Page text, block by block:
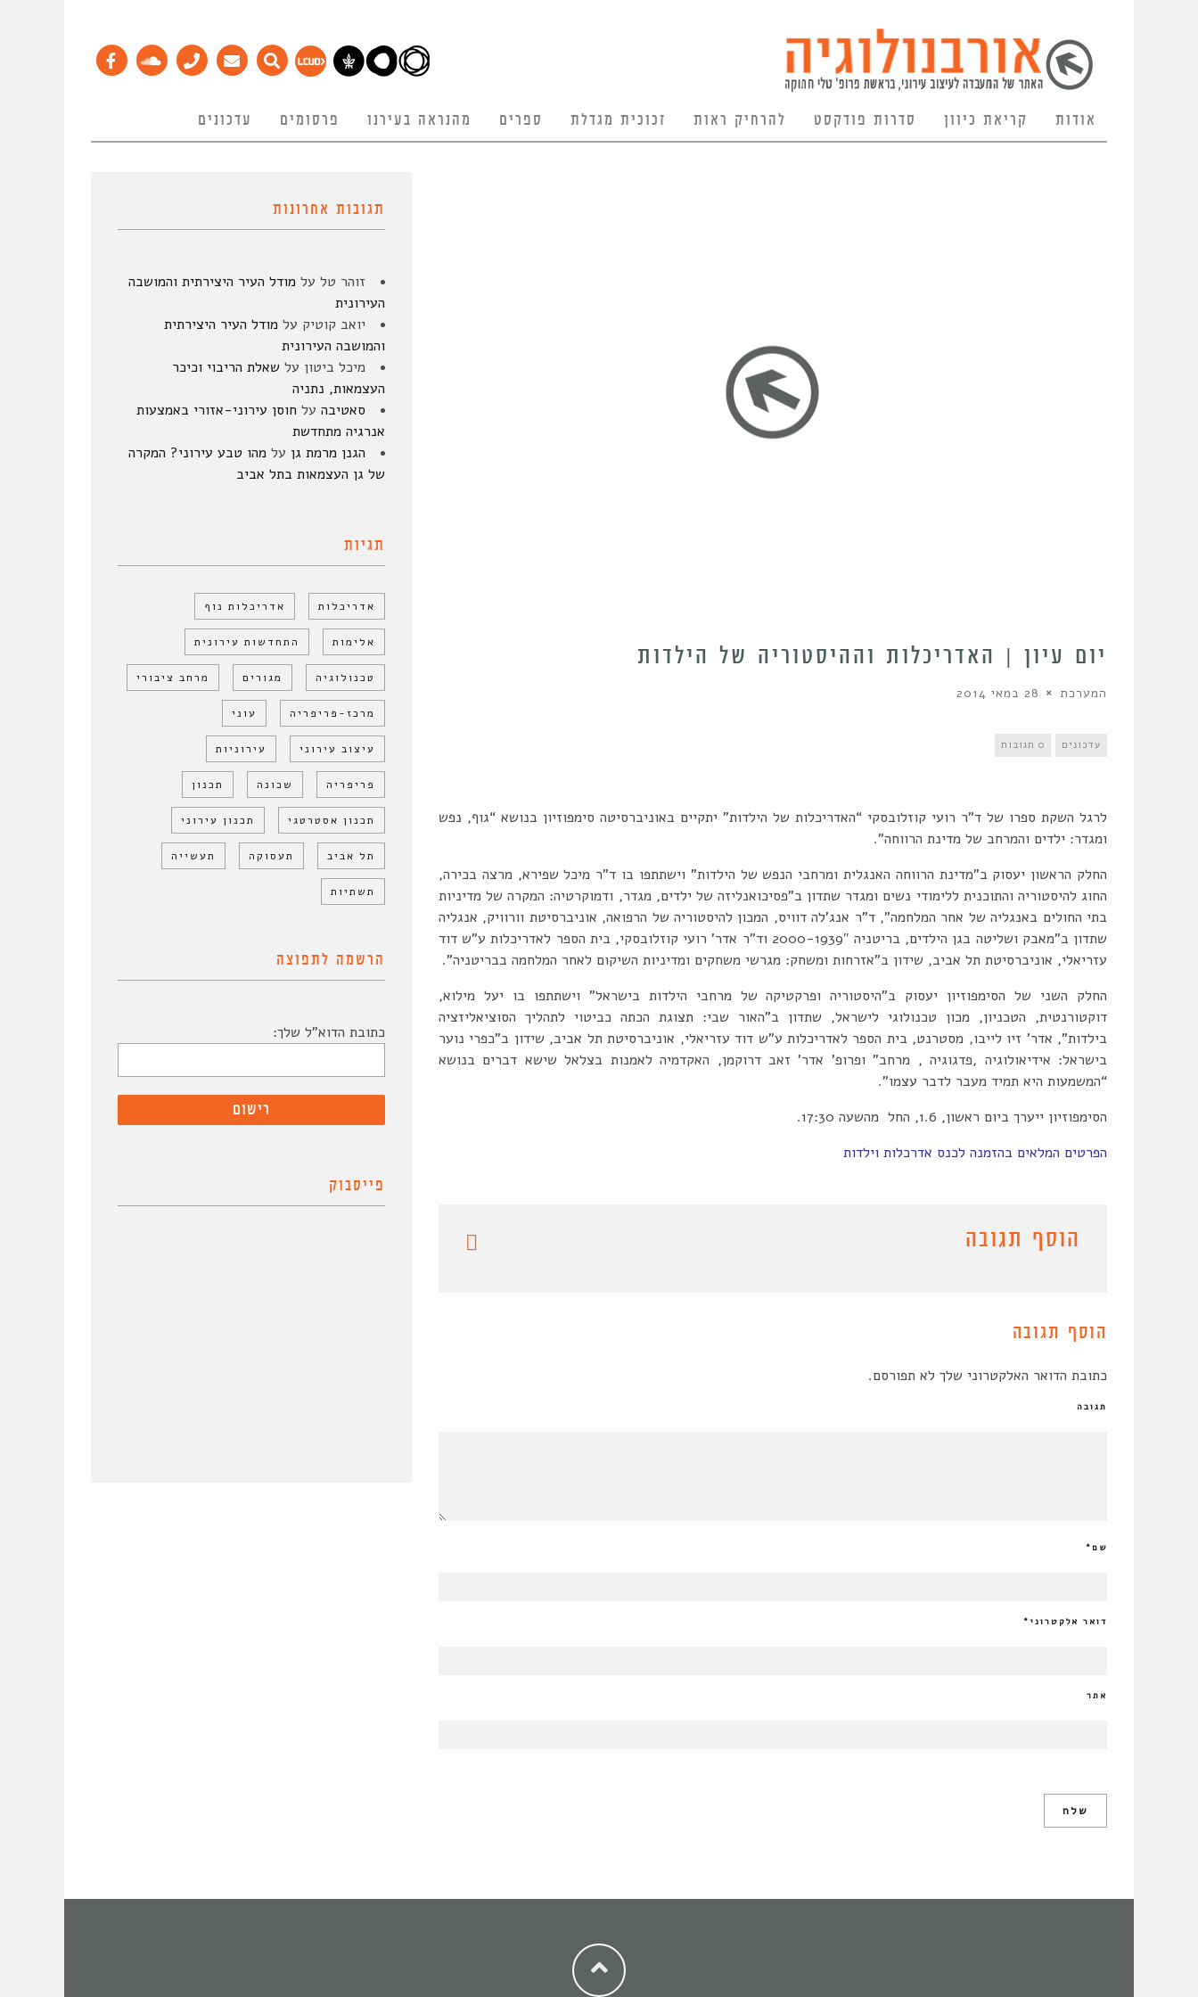
אודות קריאת כיוון סדרות פודקסט להרחיק ראות זכוכית מגדלת ספרים מהנראה בעירנו פרסומים עדכונים
יום עיון | האדריכלות וההיסטוריה של הילדות
המערכת 28 במאי 2014
עדכונים 0 תגובות
לרגל השקת ספרו של ד”ר רועי קוזלובסקי “האדריכלות של הילדות” יתקיים באוניברסיטה סימפוזיון בנושא “גוף, נפש
ומגדר: ילדים והמרחב של מדינת הרווחה”.
החלק הראשון יעסוק ב”מדינת הרווחה האנגלית ומרחבי הנפש של הילדות” וישתתפו בו ד”ר מיכל שפירא, מרצה בכירה,
החוג להיסטוריה והתוכנית ללימודי נשים ומגדר שתדון ב”פסיכואנליזה של ילדים, מגדר, ודמוקרטיה: המקרה של מדיניות
בתי החולים באנגליה של אחר המלחמה”, ד”ר אנג’לה דוויס, המכון להיסטוריה של הרפואה, אוניברסיטת וורוויק, אנגליה
שתדון ב”מאבק ושליטה בגן הילדים, בריטניה 2000-1939″ וד”ר אדר’ רועי קוזלובסקי, בית הספר לאדריכלות ע”ש דוד
עזריאלי, אוניברסיטת תל אביב, שידון ב”אזרחות ומשחק: מגרשי משחקים ומדיניות השיקום לאחר המלחמה בבריטניה”.
החלק השני של הסימפוזיון יעסוק ב”היסטוריה ופרקטיקה של מרחבי הילדות בישראל” וישתתפו בו יעל מילוא,
דוקטורנטית, הטכניון, מכון טכנולוגי לישראל, שתדון ב”האור שבי: תצוגת הכתה כביטוי לתהליך הסוציאליזציה
בילדות”, אדר’ זיו לייבו, מסטרנט, בית הספר לאדריכלות ע”ש דוד עזריאלי, אוניברסיטת תל אביב, שידון ב”כפרי נוער
בישראל: אידיאולוגיה ,פדגוגיה , מרחב” ופרופ’ אדר’ זאב דרוקמן, האקדמיה לאמנות בצלאל שישא דברים בנושא
“המשמעות היא תמיד מעבר לדבר עצמו”.
הסימפוזיון ייערך ביום ראשון, 1.6, החל מהשעה 17:30.
הפרטים המלאים בהזמנה לכנס אדרכלות וילדות
הוסף תגובה
הוסף תגובה
כתובת הדואר האלקטרוני שלך לא תפורסם.
תגובה
שם*
דואר אלקטרוני *
אתר
תגובות אחרונות
זוהר טל על מודל העיר היצירתית והמושבה
העירונית
יואב קוטיק על מודל העיר היצירתית
והמושבה העירונית
מיכל ביטון על שאלת הריבוי וכיכר
העצמאות, נתניה
סאטיבה על חוסן עירוני-אזורי באמצעות
אנרגיה מתחדשת
הגנן מרמת גן על מהו טבע עירוני? המקרה
של גן העצמאות בתל אביב
תגיות
אדריכלות אדריכלות נוף
אלימות התחדשות עירונית
טכנולוגיה מגורים מרחב ציבורי
מרכז-פריפריה עוני
עיצוב עירוני עירוניות
פריפריה שכונה תכנון
תכנון אסטרטגי תכנון עירוני
תל אביב תעסוקה תעשייה
תשתיות
הרשמה לתפוצה
כתובת הדוא"ל שלך:
פייסבוק